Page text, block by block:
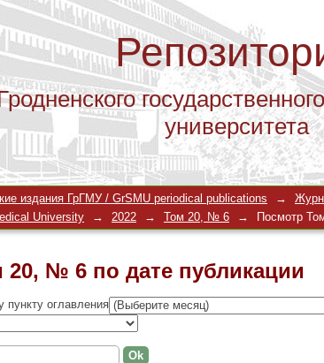
университета
№ 6 по дате публикации
издания ГрГМУ / GrSMU periodical publications →
University
→ 2022 → Том 20, № 6 → Посмотр
№ 6 по дате публикации
пункту оглавления